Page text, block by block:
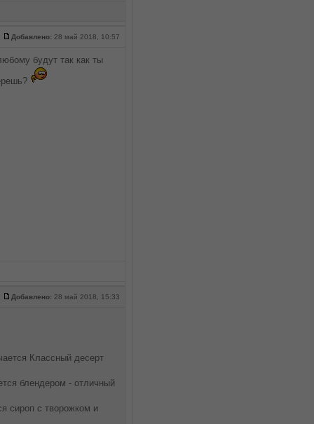
Добавлено:28 май 2018, 10:57
будут так как ты
Добавлено: 28 май 2018, 15:33
Классный десерт
блендером - отличный
сироп с творожком и